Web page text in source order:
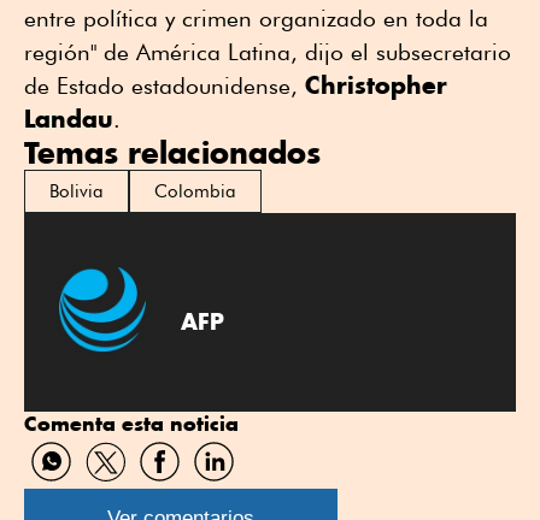
entre política y crimen organizado en toda la
región" de América Latina, dijo el subsecretario
de Estado estadounidense, Christopher
Landau.
Temas relacionados
Bolivia Colombia
AFP
Comenta esta noticia
Compartir
por
Compartir
por
Compartir
por
Compartir
por